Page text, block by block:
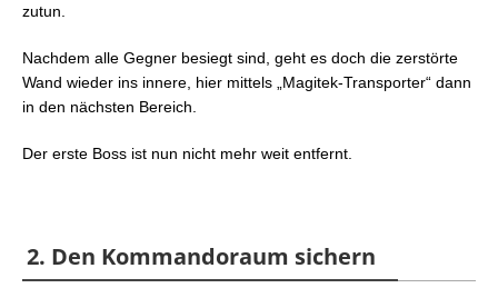
zutun.
Nachdem alle Gegner besiegt sind, geht es doch die zerstörte
Wand wieder ins innere, hier mittels „Magitek-Transporter“ dann
in den nächsten Bereich.
Der erste Boss ist nun nicht mehr weit entfernt.
2. Den Kommandoraum sichern